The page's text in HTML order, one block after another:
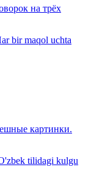
на трёх
bir maqol uchta
картинки.
tilidagi kulgu